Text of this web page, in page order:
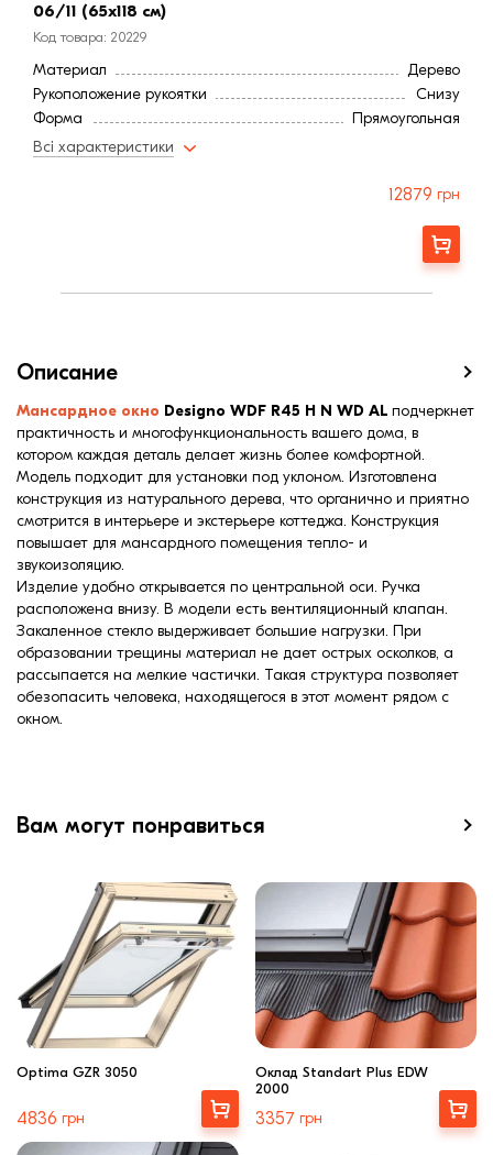
06/11 (65x118 см)
Код товара: 20229
Материал
Дерево
Рукоположение рукоятки
Снизу
Форма
Прямоугольная
Угол наклона
Всі характеристики
12879 грн
Заказать
Описание
Мансардное окно Designo WDF R45 H N WD AL подчеркнет
практичность и многофункциональность вашего дома, в
котором каждая деталь делает жизнь более комфортной.
Модель подходит для установки под уклоном. Изготовлена
конструкция из натурального дерева, что органично и приятно
смотрится в интерьере и экстерьере коттеджа. Конструкция
повышает для мансардного помещения тепло- и
звукоизоляцию.
Изделие удобно открывается по центральной оси. Ручка
расположена внизу. В модели есть вентиляционный клапан.
Закаленное стекло выдерживает большие нагрузки. При
образовании трещины материал не дает острых осколков, а
рассыпается на мелкие частички. Такая структура позволяет
обезопасить человека, находящегося в этот момент рядом с
окном.
Вам могут понравиться
Optima GZR 3050
4836 грн
Выбрать
Оклад Standart Plus EDW
2000
3357 грн
Выбрать